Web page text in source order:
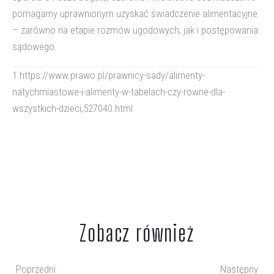
pomagamy uprawnionym uzyskać świadczenie alimentacyjne
– zarówno na etapie rozmów ugodowych, jak i postępowania
sądowego.
1.https://www.prawo.pl/prawnicy-sady/alimenty-
natychmiastowe-i-alimenty-w-tabelach-czy-rowne-dla-
wszystkich-dzieci,527040.html
Zobacz również
Poprzedni Następny